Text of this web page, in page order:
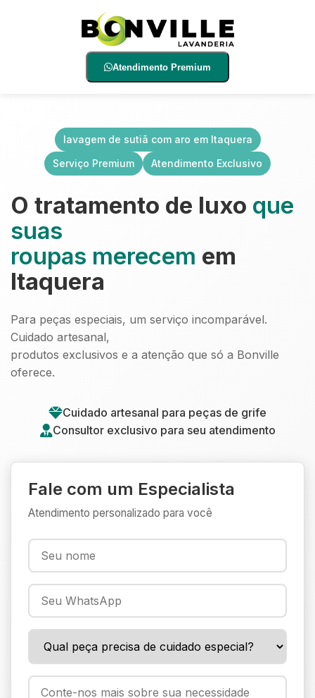
Atendimento Premium
lavagem de sutiã com aro em Itaquera
Serviço Premium
Atendimento Exclusivo
O tratamento de luxo que
suas
roupas merecem em
Itaquera
Para peças especiais, um serviço incomparável.
Cuidado artesanal,
produtos exclusivos e a atenção que só a Bonville
oferece.
Cuidado artesanal para peças de grife
Consultor exclusivo para seu atendimento
Fale com um Especialista
Atendimento personalizado para você